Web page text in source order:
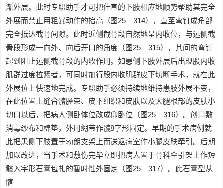
渐外展。此时专职助手才可把伸直的下肢相应地顺势帮助其完全
外展而禁止用粗暴动作的抬高（图25—314），直至弯钉成角部
完全抵达截骨间隙。此时近侧截骨段自然地呈内收位，与远侧截
骨段形成一向外、向后开口的角度（图25—315），其间的弯钉
起到阻止远侧截骨段的内收作用。如患侧下肢外展后出现股内收
肌群过度拉紧者，可同时加行股内收肌群皮下切断手术，就在此
外展位上快速地完成。专职助手必须持续地维持患肢外展不变，
在此位置上缝合髂胫束、皮下组织和皮肤以及大腿根部的皮肤小
切口以后，把病人侧卧体位改成仰卧位（图25—316）。创口敷
消毒纱布和棉垫，外用绷带作髋8字形固定。早期的手术病例就
此把患侧下肢置于勃朗支架上而送返病室作小腿皮肤牵引。后期
加以改进，当手术和敷伤完毕立即把病人置于骨科牵引架上作短
髋入字形石膏包扎的暂时性外固定（图25—317）。此石膏型从
髂